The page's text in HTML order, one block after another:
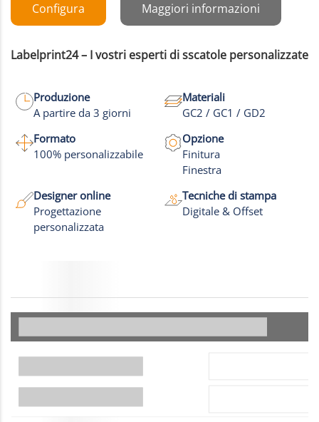
Configura Maggiori informazioni
Labelprint24 – I vostri esperti di sscatole personalizzate
Produzione
A partire da 3 giorni
Materiali
GC2 / GC1 / GD2
Formato
100% personalizzabile
Opzione
Finitura
Finestra
Designer online
Progettazione
personalizzata
Tecniche di stampa
Digitale & Offset